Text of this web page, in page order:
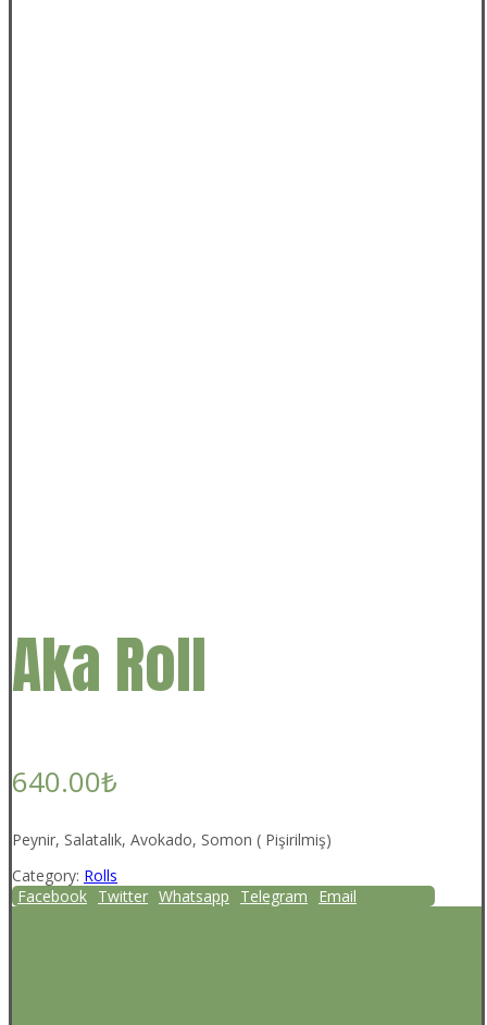
Aka Roll
640.00₺
Peynir, Salatalık, Avokado, Somon ( Pişirilmiş)
Category: Rolls
Facebook Twitter Whatsapp Telegram Email